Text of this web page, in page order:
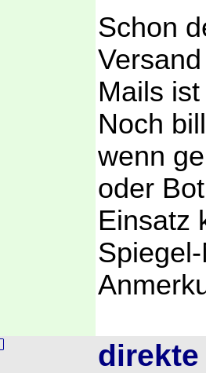
Schon
Mails
Noch
wenn
oder
Einsatz